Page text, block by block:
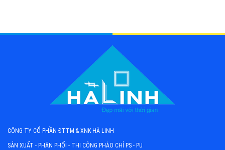
CÔNG TY CỔ PHẦN ĐTTM & XNK HÀ LINH
SẢN XUẤT - PHÂN PHỐI - THI CÔNG PHÀO CHỈ PS - PU